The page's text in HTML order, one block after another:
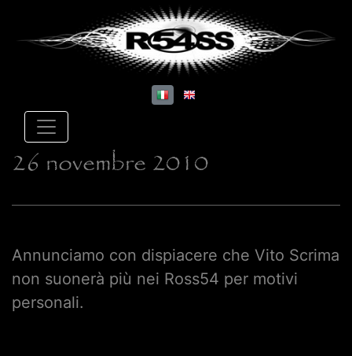
26 novembre 2010
Annunciamo con dispiacere che Vito Scrima
non suonerà più nei Ross54 per motivi
personali.